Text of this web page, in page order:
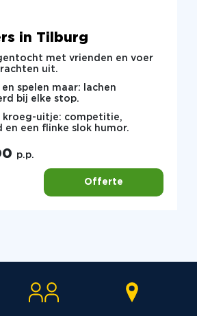
in Tilburg
met vrienden en voer
uit.
spelen maar: lachen
bij elke stop.
kroeg-uitje: competitie,
en een flinke slok humor.
p.p.
Offerte